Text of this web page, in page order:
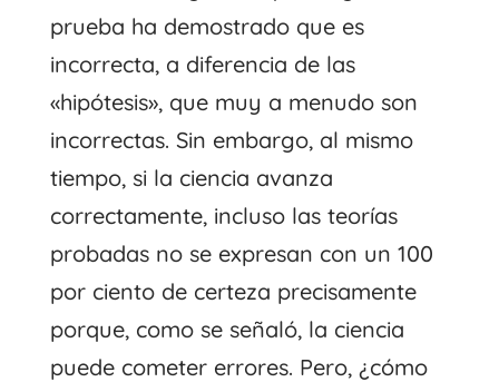
prueba ha demostrado que es
incorrecta, a diferencia de las
«hipótesis», que muy a menudo son
incorrectas. Sin embargo, al mismo
tiempo, si la ciencia avanza
correctamente, incluso las teorías
probadas no se expresan con un 100
por ciento de certeza precisamente
porque, como se señaló, la ciencia
puede cometer errores. Pero, ¿cómo